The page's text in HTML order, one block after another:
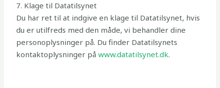
7. Klage til Datatilsynet
Du har ret til at indgive en klage til Datatilsynet, hvis
du er utilfreds med den måde, vi behandler dine
personoplysninger på. Du finder Datatilsynets
kontaktoplysninger påwww.datatilsynet.dk.